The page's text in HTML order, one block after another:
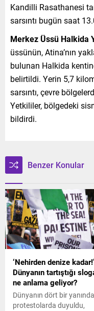
Kandilli Rasathanesi
sarsıntı bugün saat
Merkez Üssü Halkida
üssünün, Atina’nın
bulunan Halkida
belirtildi. Yerin 5,7
sarsıntı, çevre
Yetkililer, bölgedeki
bildirdi.
Benzer Konular
‘Nehirden denize kadar!’
Dünyanın tartıştığı
ne anlama geliyor?
Dünyanın dört bir
protestolarda duyuldu,